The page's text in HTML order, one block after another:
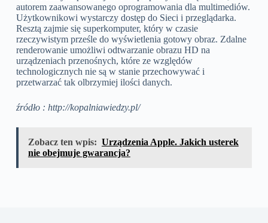
autorem zaawansowanego oprogramowania dla multimediów.
Użytkownikowi wystarczy dostęp do Sieci i przeglądarka.
Resztą zajmie się superkomputer, który w czasie
rzeczywistym prześle do wyświetlenia gotowy obraz. Zdalne
renderowanie umożliwi odtwarzanie obrazu HD na
urządzeniach przenośnych, które ze względów
technologicznych nie są w stanie przechowywać i
przetwarzać tak olbrzymiej ilości danych.
źródło : http://kopalniawiedzy.pl/
Zobacz ten wpis: Urządzenia Apple. Jakich usterek
nie obejmuje gwarancja?